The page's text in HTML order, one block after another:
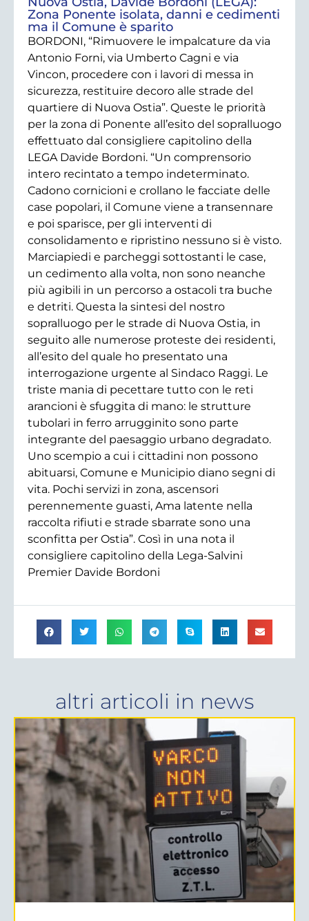
Zona Ponente isolata, danni e cedimenti
ma il Comune è sparito
BORDONI, “Rimuovere le impalcature da via
Antonio Forni, via Umberto Cagni e via
Vincon, procedere con i lavori di messa in
sicurezza, restituire decoro alle strade del
quartiere di Nuova Ostia”. Queste le priorità
per la zona di Ponente all’esito del sopralluogo
effettuato dal consigliere capitolino della
LEGA Davide Bordoni. “Un comprensorio
intero recintato a tempo indeterminato.
Cadono cornicioni e crollano le facciate delle
case popolari, il Comune viene a transennare
e poi sparisce, per gli interventi di
consolidamento e ripristino nessuno si è visto.
Marciapiedi e parcheggi sottostanti le case,
un cedimento alla volta, non sono neanche
più agibili in un percorso a ostacoli tra buche
e detriti. Questa la sintesi del nostro
sopralluogo per le strade di Nuova Ostia, in
seguito alle numerose proteste dei residenti,
all’esito del quale ho presentato una
interrogazione urgente al Sindaco Raggi. Le
triste mania di pecettare tutto con le reti
arancioni è sfuggita di mano: le strutture
tubolari in ferro arrugginito sono parte
integrante del paesaggio urbano degradato.
Uno scempio a cui i cittadini non possono
abituarsi, Comune e Municipio diano segni di
vita. Pochi servizi in zona, ascensori
perennemente guasti, Ama latente nella
raccolta rifiuti e strade sbarrate sono una
sconfitta per Ostia”. Così in una nota il
consigliere capitolino della Lega-Salvini
Premier Davide Bordoni
altri articoli in news